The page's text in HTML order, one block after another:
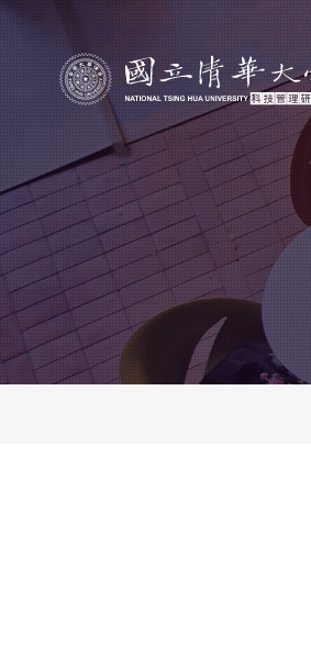
關於我們
About
起源
Origin
發展方向
Development
未來展望
Future Prospect
課程特
Program
碩士班
Master's
Program
課程地圖
Curriculum
特色課程
Unique